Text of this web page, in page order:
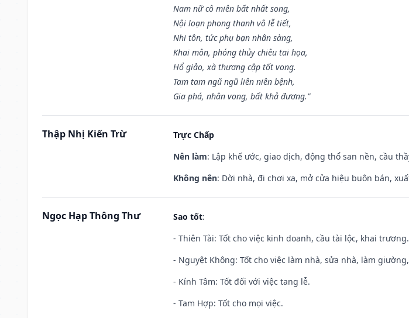
Nam nữ cô miên bất nhất song,
Nội loạn phong thanh vô lễ tiết,
Nhi tôn, tức phụ bạn nhân sàng,
Khai môn, phóng thủy chiêu tai họa,
Hổ giảo, xà thương cập tốt vong.
Tam tam ngũ ngũ liên niên bệnh,
Gia phá, nhân vong, bất khả đương.”
Thập Nhị Kiến Trừ
Trực Chấp
Nên làm: Lập khế ước, giao dịch, động thổ san nền, cầu
Không nên: Dời nhà, đi chơi xa, mở cửa hiệu buôn bán,
Ngọc Hạp Thông Thư Sao tốt:
- Thiên Tài: Tốt cho việc kinh doanh, cầu tài lộc, khai trương.
- Nguyệt Không: Tốt cho việc làm nhà, sửa nhà, làm
- Kính Tâm: Tốt đối với việc tang lễ.
- Tam Hợp: Tốt cho mọi việc.